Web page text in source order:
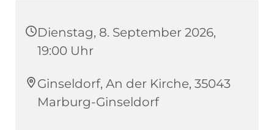
Dienstag, 8. September 2026,
19:00 Uhr
Ginseldorf, An der Kirche, 35043
Marburg-Ginseldorf